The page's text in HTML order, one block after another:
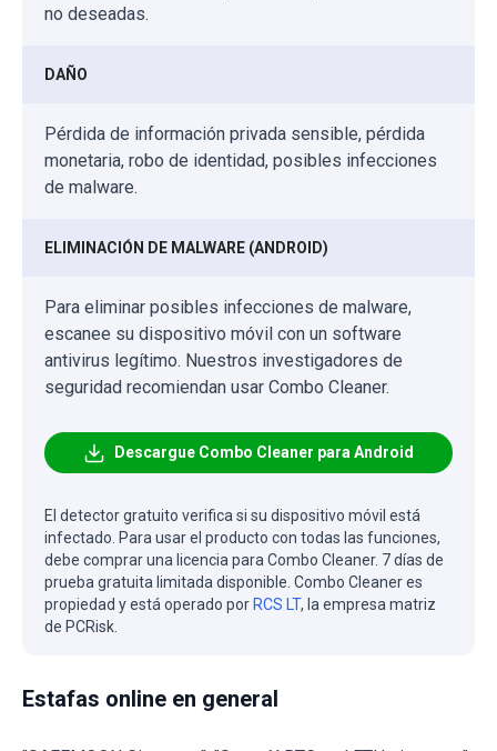
no deseadas.
DAÑO
Pérdida de información privada sensible, pérdida
monetaria, robo de identidad, posibles infecciones
de malware.
ELIMINACIÓN DE MALWARE (ANDROID)
Para eliminar posibles infecciones de malware,
escanee su dispositivo móvil con un software
antivirus legítimo. Nuestros investigadores de
seguridad recomiendan usar Combo Cleaner.
Descargue Combo Cleaner para Android
El detector gratuito verifica si su dispositivo móvil está
infectado. Para usar el producto con todas las funciones,
debe comprar una licencia para Combo Cleaner. 7 días de
prueba gratuita limitada disponible. Combo Cleaner es
propiedad y está operado por RCS LT, la empresa matriz
de PCRisk.
Estafas online en general